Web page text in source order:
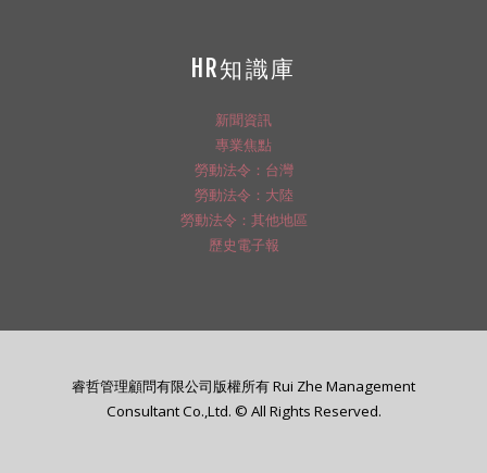
HR知識庫
新聞資訊
專業焦點
勞動法令：台灣
勞動法令：大陸
勞動法令：其他地區
歷史電子報
睿哲管理顧問有限公司版權所有 Rui Zhe Management
Consultant Co.,Ltd. © All Rights Reserved.